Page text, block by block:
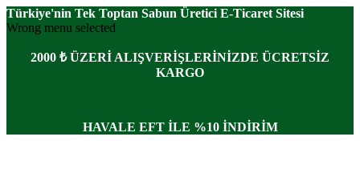
Türkiye'nin Tek Toptan Sabun Üretici E-Ticaret Sitesi
Wrong menu selected
2000 ₺ ÜZERİ ALIŞVERİŞLERİNİZDE ÜCRETSİZ
KARGO
HAVALE EFT İLE %10 İNDİRİM